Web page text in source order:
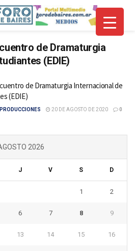
de Dramaturgia
(EDIE)
de Dramaturgia Internacional de
(EDIE)
20 DE AGOSTO DE 2020 0
2026
J V S D
1 2
6 7 8 9
13 14 15 16